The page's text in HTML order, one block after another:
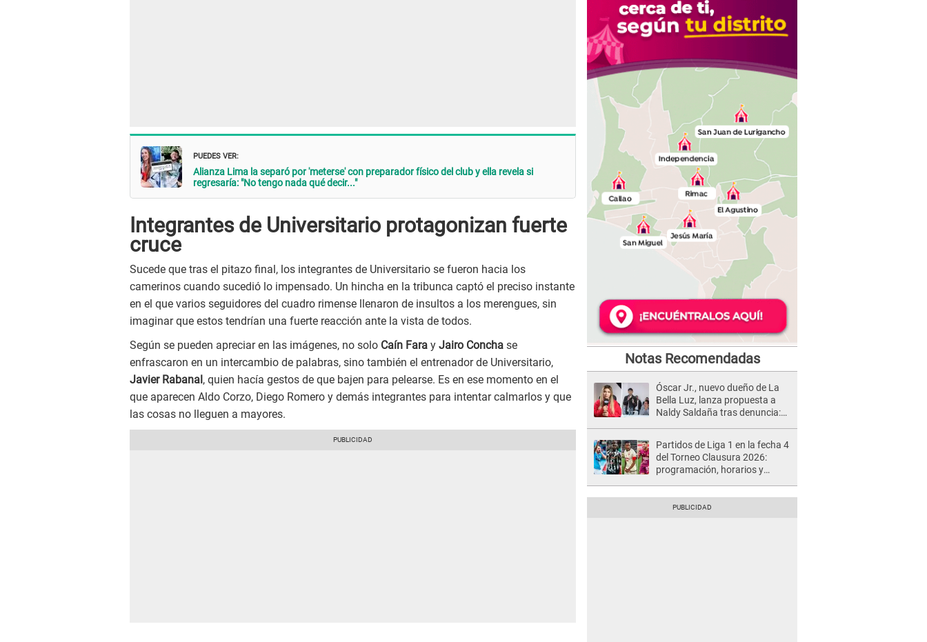
PUEDES VER:
Alianza Lima la separó por 'meterse' con preparador físico del club y ella revela si
regresaría: "No tengo nada qué decir..."
Integrantes de Universitario protagonizan fuerte
cruce
Sucede que tras el pitazo final, los integrantes de Universitario se fueron hacia los
camerinos cuando sucedió lo impensado. Un hincha en la tribunca captó el preciso instante
en el que varios seguidores del cuadro rimense llenaron de insultos a los merengues, sin
imaginar que estos tendrían una fuerte reacción ante la vista de todos.
Según se pueden apreciar en las imágenes, no solo Caín Fara y Jairo Concha se
enfrascaron en un intercambio de palabras, sino también el entrenador de Universitario,
Javier Rabanal , quien hacía gestos de que bajen para pelearse. Es en ese momento en el
que aparecen Aldo Corzo, Diego Romero y demás integrantes para intentar calmarlos y que
las cosas no lleguen a mayores.
Notas Recomendadas
Óscar Jr., nuevo dueño de La
Bella Luz, lanza propuesta a
Naldy Saldaña tras denuncia:
Partidos de Liga 1 en la fecha 4
del Torneo Clausura 2026:
programación, horarios y